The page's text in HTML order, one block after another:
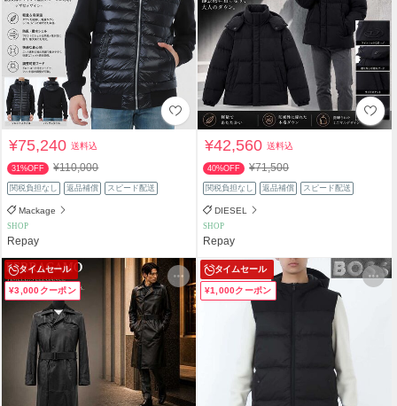
¥75,240送料込
31%OFF ¥110,000
関税負担なし 返品補償 スピード配送
Mackage
SHOP
Repay
¥42,560送料込
40%OFF ¥71,500
関税負担なし 返品補償 スピード配送
DIESEL
SHOP
Repay
タイムセール
¥3,000クーポン
タイムセール
¥1,000クーポン